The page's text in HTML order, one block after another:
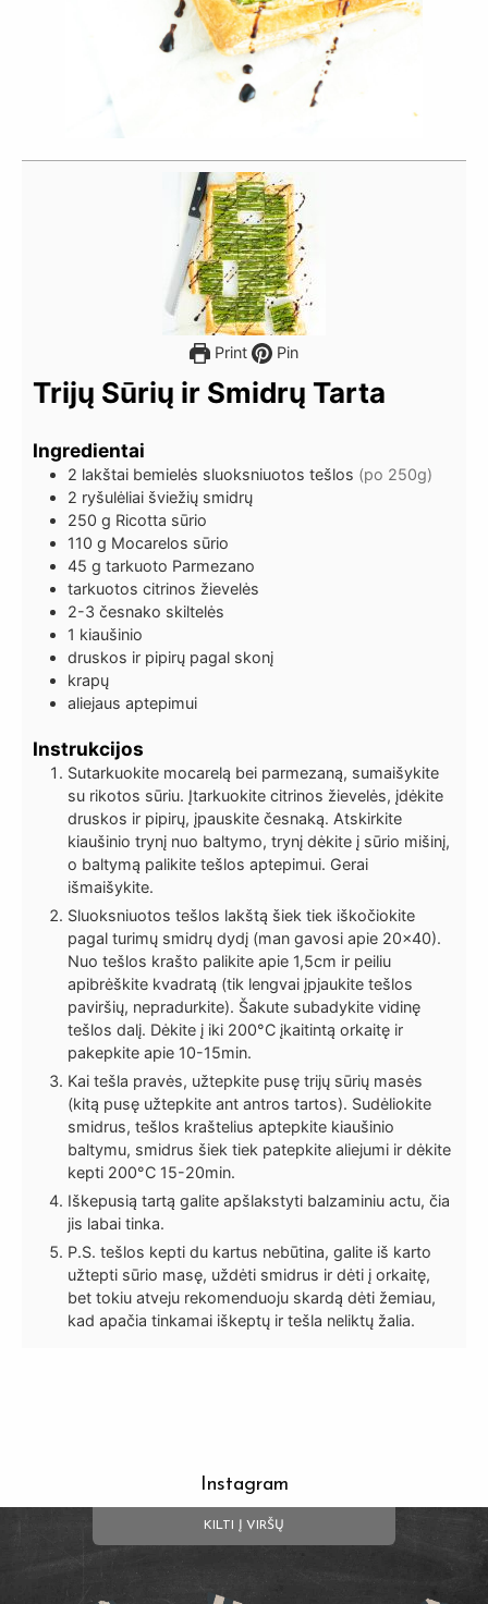
Print Pin
Trijų Sūrių ir Smidrų Tarta
Ingredientai
2 lakštai bemielės sluoksniuotos tešlos (po 250g)
2 ryšulėliai šviežių smidrų
250 g Ricotta sūrio
110 g Mocarelos sūrio
45 g tarkuoto Parmezano
tarkuotos citrinos žievelės
2-3 česnako skiltelės
1 kiaušinio
druskos ir pipirų pagal skonį
krapų
aliejaus aptepimui
Instrukcijos
Sutarkuokite mocarelą bei parmezaną, sumaišykite
su rikotos sūriu. Įtarkuokite citrinos žievelės, įdėkite
druskos ir pipirų, įpauskite česnaką. Atskirkite
kiaušinio trynį nuo baltymo, trynį dėkite į sūrio mišinį,
o baltymą palikite tešlos aptepimui. Gerai
išmaišykite.
Sluoksniuotos tešlos lakštą šiek tiek iškočiokite
pagal turimų smidrų dydį (man gavosi apie 20×40).
Nuo tešlos krašto palikite apie 1,5cm ir peiliu
apibrėškite kvadratą (tik lengvai įpjaukite tešlos
paviršių, nepradurkite). Šakute subadykite vidinę
tešlos dalį. Dėkite į iki 200°C įkaitintą orkaitę ir
pakepkite apie 10-15min.
Kai tešla pravės, užtepkite pusę trijų sūrių masės
(kitą pusę užtepkite ant antros tartos). Sudėliokite
smidrus, tešlos kraštelius aptepkite kiaušinio
baltymu, smidrus šiek tiek patepkite aliejumi ir dėkite
kepti 200°C 15-20min.
Iškepusią tartą galite apšlakstyti balzaminiu actu, čia
jis labai tinka.
P.S. tešlos kepti du kartus nebūtina, galite iš karto
užtepti sūrio masę, uždėti smidrus ir dėti į orkaitę,
bet tokiu atveju rekomenduoju skardą dėti žemiau,
kad apačia tinkamai iškeptų ir tešla neliktų žalia.
Instagram
KILTI Į VIRŠŲ